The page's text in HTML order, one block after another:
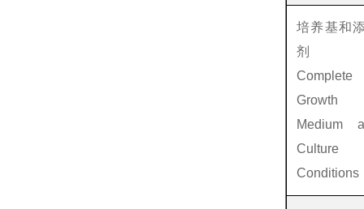
培养基和
剂
Complete
Growth
Medium
Culture
Conditions